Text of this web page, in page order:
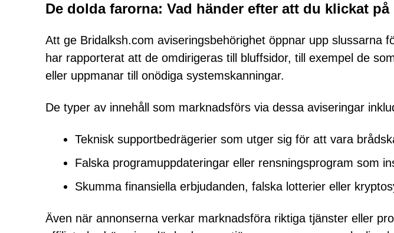
De dolda farorna: Vad händer efter att du klickat på
Att ge Bridalksh.com aviseringsbehörighet öppnar upp slussarna
har rapporterat att de omdirigeras till bluffsidor, till exempel de
eller uppmanar till onödiga systemskanningar.
De typer av innehåll som marknadsförs via dessa aviseringar
Teknisk supportbedrägerier som utger sig för att vara
Falska programuppdateringar eller rensningsprogram som
Skumma finansiella erbjudanden, falska lotterier eller
Även när annonserna verkar marknadsföra riktiga tjänster eller